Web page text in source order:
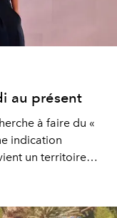
au présent
à faire du «
indication
un territoire
en
l’inscrire dans
la culture du